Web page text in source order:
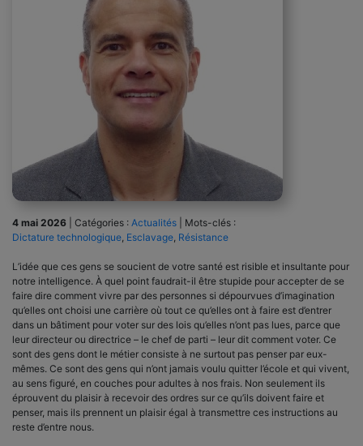
4 mai 2026 Catégories : Actualités
Mots-clés :
Dictature technologique, Esclavage, Résistance
L’idée que ces gens se soucient de votre santé est risible et insultante pour
notre intelligence. À quel point faudrait-il être stupide pour accepter de se
faire dire comment vivre par des personnes si dépourvues d’imagination
qu’elles ont choisi une carrière où tout ce qu’elles ont à faire est d’entrer
dans un bâtiment pour voter sur des lois qu’elles n’ont pas lues, parce que
leur directeur ou directrice – le chef de parti – leur dit comment voter. Ce
sont des gens dont le métier consiste à ne surtout pas penser par eux-
mêmes. Ce sont des gens qui n’ont jamais voulu quitter l’école et qui vivent,
au sens figuré, en couches pour adultes à nos frais. Non seulement ils
éprouvent du plaisir à recevoir des ordres sur ce qu’ils doivent faire et
penser, mais ils prennent un plaisir égal à transmettre ces instructions au
reste d’entre nous.